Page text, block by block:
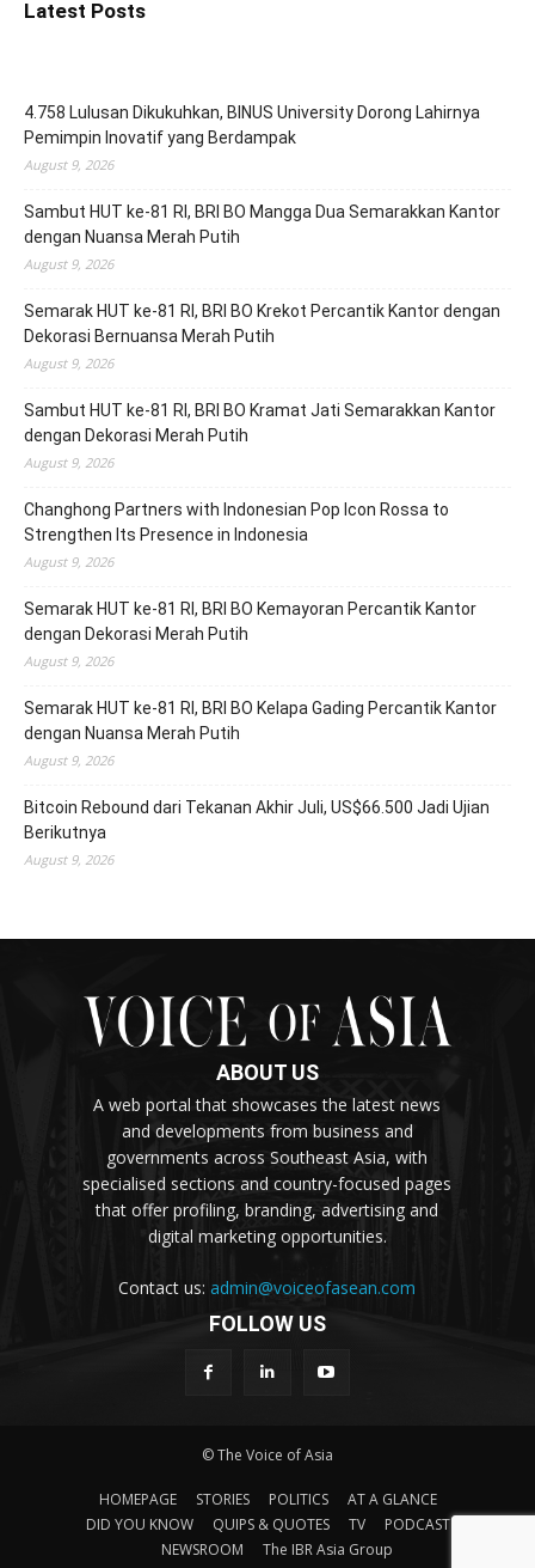
Latest Posts
4.758 Lulusan Dikukuhkan, BINUS University Dorong Lahirnya
Pemimpin Inovatif yang Berdampak
August 9, 2026
Sambut HUT ke-81 RI, BRI BO Mangga Dua Semarakkan Kantor
dengan Nuansa Merah Putih
August 9, 2026
Semarak HUT ke-81 RI, BRI BO Krekot Percantik Kantor dengan
Dekorasi Bernuansa Merah Putih
August 9, 2026
Sambut HUT ke-81 RI, BRI BO Kramat Jati Semarakkan Kantor
dengan Dekorasi Merah Putih
August 9, 2026
Changhong Partners with Indonesian Pop Icon Rossa to
Strengthen Its Presence in Indonesia
August 9, 2026
Semarak HUT ke-81 RI, BRI BO Kemayoran Percantik Kantor
dengan Dekorasi Merah Putih
August 9, 2026
Semarak HUT ke-81 RI, BRI BO Kelapa Gading Percantik Kantor
dengan Nuansa Merah Putih
August 9, 2026
Bitcoin Rebound dari Tekanan Akhir Juli, US$66.500 Jadi Ujian
Berikutnya
August 9, 2026
ABOUT US
A web portal that showcases the latest news
and developments from business and
governments across Southeast Asia, with
specialised sections and country-focused pages
that offer profiling, branding, advertising and
digital marketing opportunities.
Contact us:admin@voiceofasean.com
FOLLOW US
© The Voice of Asia
HOMEPAGE STORIES POLITICS
AT A GLANCE
DID YOU KNOW
QUIPS & QUOTES TV
PODCAST
NEWSROOM
The IBR Asia Group